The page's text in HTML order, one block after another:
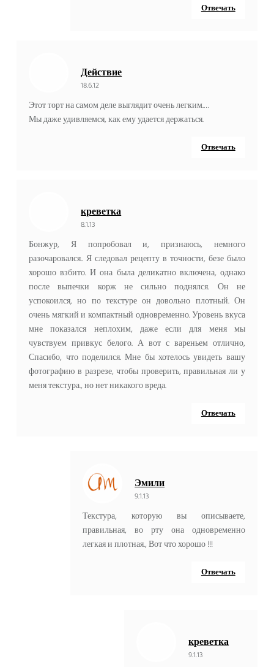
Отвечать
Действие
18.6.12
Этот торт на самом деле выглядит очень легким.…
Мы даже удивляемся, как ему удается держаться.
Отвечать
креветка
8.1.13
Бонжур, Я попробовал и, признаюсь, немного
разочаровался.. Я следовал рецепту в точности, безе было
хорошо взбито. И она была деликатно включена, однако
после выпечки корж не сильно поднялся. Он не
успокоился, но по текстуре он довольно плотный. Он
очень мягкий и компактный одновременно. Уровень вкуса
мне показался неплохим, даже если для меня мы
чувствуем привкус белого. А вот с вареньем отлично,
Спасибо, что поделился. Мне бы хотелось увидеть вашу
фотографию в разрезе, чтобы проверить, правильная ли у
меня текстура., но нет никакого вреда.
Отвечать
Эмили
9.1.13
Текстура, которую вы описываете,
правильная, во рту она одновременно
легкая и плотная., Вот что хорошо !!!
Отвечать
креветка
9.1.13